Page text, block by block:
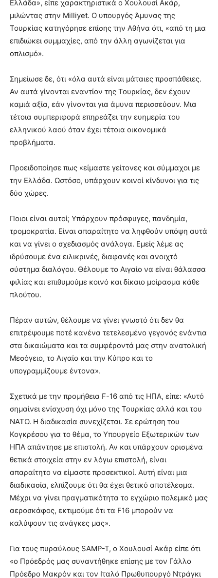
Ελλάδα», είπε χαρακτηριστικά ο Χουλουσί Ακάρ,
μιλώντας στην Milliyet. Ο υπουργός Άμυνας της
Τουρκίας κατηγόρησε επίσης την Αθήνα ότι, «από τη μια
επιδιώκει συμμαχίες, από την άλλη αγωνίζεται για
οπλισμό».
Σημείωσε δε, ότι «όλα αυτά είναι μάταιες προσπάθειες.
Αν αυτά γίνονται εναντίον της Τουρκίας, δεν έχουν
καμιά αξία, εάν γίνονται για άμυνα περισσεύουν. Μια
τέτοια συμπεριφορά επηρεάζει την ευημερία του
ελληνικού λαού όταν έχει τέτοια οικονομικά
προβλήματα.
Προειδοποίησε πως «είμαστε γείτονες και σύμμαχοι με
την Ελλάδα. Ωστόσο, υπάρχουν κοινοί κίνδυνοι για τις
δύο χώρες.
Ποιοι είναι αυτοί; Υπάρχουν πρόσφυγες, πανδημία,
τρομοκρατία. Είναι απαραίτητο να ληφθούν υπόψη αυτά
και να γίνει ο σχεδιασμός ανάλογα. Εμείς λέμε ας
ιδρύσουμε ένα ειλικρινές, διαφανές και ανοιχτό
σύστημα διαλόγου. Θέλουμε το Αιγαίο να είναι θάλασσα
φιλίας και επιθυμούμε κοινό και δίκαιο μοίρασμα κάθε
πλούτου.
Πέραν αυτών, θέλουμε να γίνει γνωστό ότι δεν θα
επιτρέψουμε ποτέ κανένα τετελεσμένο γεγονός ενάντια
στα δικαιώματα και τα συμφέροντά μας στην ανατολική
Μεσόγειο, το Αιγαίο και την Κύπρο και το
υπογραμμίζουμε έντονα».
Σχετικά με την προμήθεια F-16 από τις ΗΠΑ, είπε: «Αυτό
σημαίνει ενίσχυση όχι μόνο της Τουρκίας αλλά και του
ΝΑΤΟ. Η διαδικασία συνεχίζεται. Σε ερώτηση του
Κογκρέσου για το θέμα, το Υπουργείο Εξωτερικών των
ΗΠΑ απάντησε με επιστολή. Αν και υπάρχουν ορισμένα
θετικά στοιχεία στην εν λόγω επιστολή, είναι
απαραίτητο να είμαστε προσεκτικοί. Αυτή είναι μια
διαδικασία, ελπίζουμε ότι θα έχει θετικό αποτέλεσμα.
Μέχρι να γίνει πραγματικότητα το εγχώριο πολεμικό μας
αεροσκάφος, εκτιμούμε ότι τα F16 μπορούν να
καλύψουν τις ανάγκες μας».
Για τους πυραύλους SAMP-T, ο Χουλουσί Ακάρ είπε ότι
«ο Πρόεδρός μας συναντήθηκε επίσης με τον Γάλλο
Πρόεδρο Μακρόν και τον Ιταλό Πρωθυπουργό Ντράγκι